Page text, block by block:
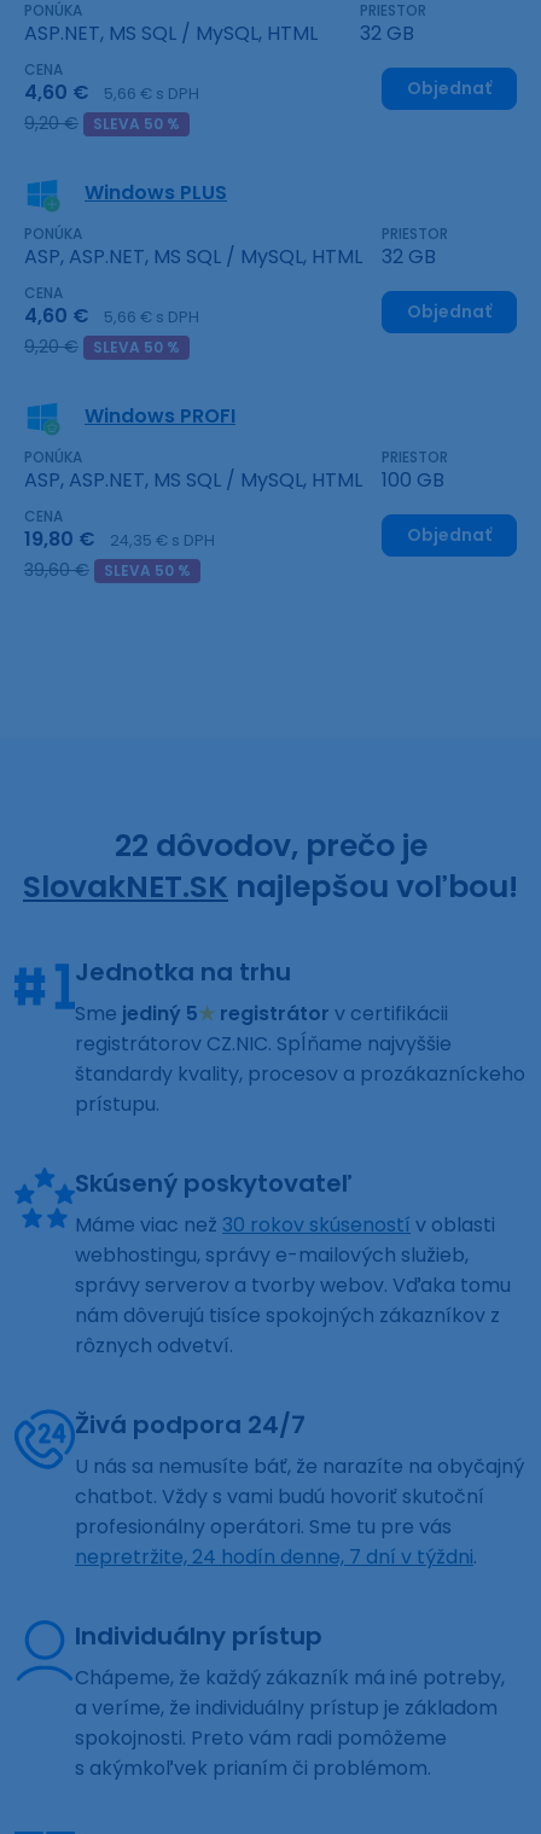
PONÚKA
ASP.NET, MS SQL / MySQL, HTML
PRIESTOR
32 GB
CENA
4,60 € 5,66 € s DPH
9,20 € SLEVA 50 %
Objednať
Windows PLUS
PONÚKA
ASP, ASP.NET, MS SQL / MySQL, HTML
PRIESTOR
32 GB
CENA
4,60 € 5,66 € s DPH
9,20 € SLEVA 50 %
Objednať
Windows PROFI
PONÚKA
ASP, ASP.NET, MS SQL / MySQL, HTML
PRIESTOR
100 GB
CENA
19,80 € 24,35 € s DPH
39,60 € SLEVA 50 %
Objednať
22 dôvodov, prečo je
SlovakNET.SK najlepšou voľbou!
Jednotka na trhu
Sme jediný 5★ registrátor v certifikácii
registrátorov CZ.NIC. Spĺňame najvyššie
štandardy kvality, procesov a prozákazníckeho
prístupu.
Skúsený poskytovateľ
Máme viac než 30 rokov skúseností v oblasti
webhostingu, správy e-mailových služieb,
správy serverov a tvorby webov. Vďaka tomu
nám dôverujú tisíce spokojných zákazníkov z
rôznych odvetví.
Živá podpora 24/7
U nás sa nemusíte báť, že narazíte na obyčajný
chatbot. Vždy s vami budú hovoriť skutoční
profesionálny operátori. Sme tu pre vás
nepretržite, 24 hodín denne, 7 dní v týždni.
Individuálny prístup
Chápeme, že každý zákazník má iné potreby,
a veríme, že individuálny prístup je základom
spokojnosti. Preto vám radi pomôžeme
s akýmkoľvek prianím či problémom.